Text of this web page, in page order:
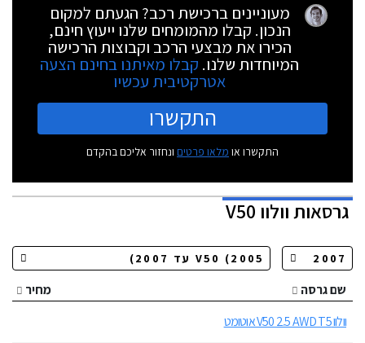
מעוניינים ברכישת רכב? הגעתם למקום
הנכון. קבלו מהמומחים שלנו ייעוץ חינם,
הכירו את מבצעי הרכב וקבוצות הרכישה
המיוחדות שלנו. קבלו מאיתנו בחינם הצעה
אטרקטיבית עכשיו
התקשרו
התקשרו או מלאו פרטים ונחזור אליכם בהקדם
גרסאותוולוו V50
שם גרסה
מחיר
וולוו V50 2.5 AWD T5 אוטומט